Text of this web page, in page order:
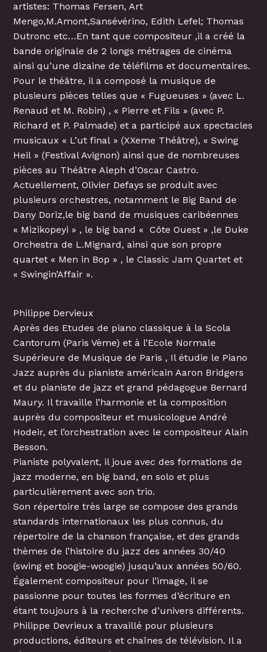
artistes: Thomas Fersen, Art
Mengo,M.Amont,Sansévérino, Edith Lefel; Thomas
Dutronc etc…En tant que compositeur ,il a créé la
bande originale de 2 longs métrages de cinéma
ainsi qu’une dizaine de téléfilms et documentaires.
Pour le théâtre, il a composé la musique de
plusieurs pièces telles que « Fugueuses » (avec L.
Renaud et M. Robin) , « Pierre et Fils » (avec P.
Richard et P. Palmade) et a participé aux spectacles
musicaux « L’ut final » (XXeme Théâtre), « Swing
Heil » (Festival Avignon) ainsi que de nombreuses
pièces au Théâtre Aleph d’Oscar Castro.
Actuellement, Olivier Defays se produit avec
plusieurs orchestres, notamment le Big Band de
Dany Doriz,le big band de musiques caribéennes
« Mizikopeyi » , le big band « Côte Ouest » ,le Duke
Orchestra de L.Mignard, ainsi que son propre
quartet « Men in Bop » , le Classic Jam Quartet et
« Swingin’Affair ».
Philippe Dervieux
Après des Etudes de piano classique à la Scola
Cantorum (Paris Vème) et à l’Ecole Normale
Supérieure de Musique de Paris , Il étudie le Piano
Jazz auprès du pianiste américain Aaron Bridgers
et du pianiste de jazz et grand pédagogue Bernard
Maury. Il travaille l’harmonie et la composition
auprès du compositeur et musicologue André
Hodeir, et l’orchestration avec le compositeur Alain
Besson.
Pianiste polyvalent, il joue avec des formations de
jazz moderne, en big band, en solo et plus
particulièrement avec son trio.
Son répertoire très large se compose des grands
standards internationaux les plus connus, du
répertoire de la chanson française, et des grands
thèmes de l’histoire du jazz des années 30/40
(swing et boogie-woogie) jusqu’aux années 50/60.
Également compositeur pour l’image, il se
passionne pour toutes les formes d’écriture en
étant toujours à la recherche d’univers différents.
Philippe Devrieux a travaillé pour plusieurs
productions, éditeurs et chaînes de télévision. Il a